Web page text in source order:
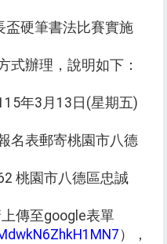
盃硬筆書法比賽實施
式辦理，說明如下：
年3月13日(星期五)
名表郵寄桃園市八德
桃園市八德區忠誠
傳至google表單
），